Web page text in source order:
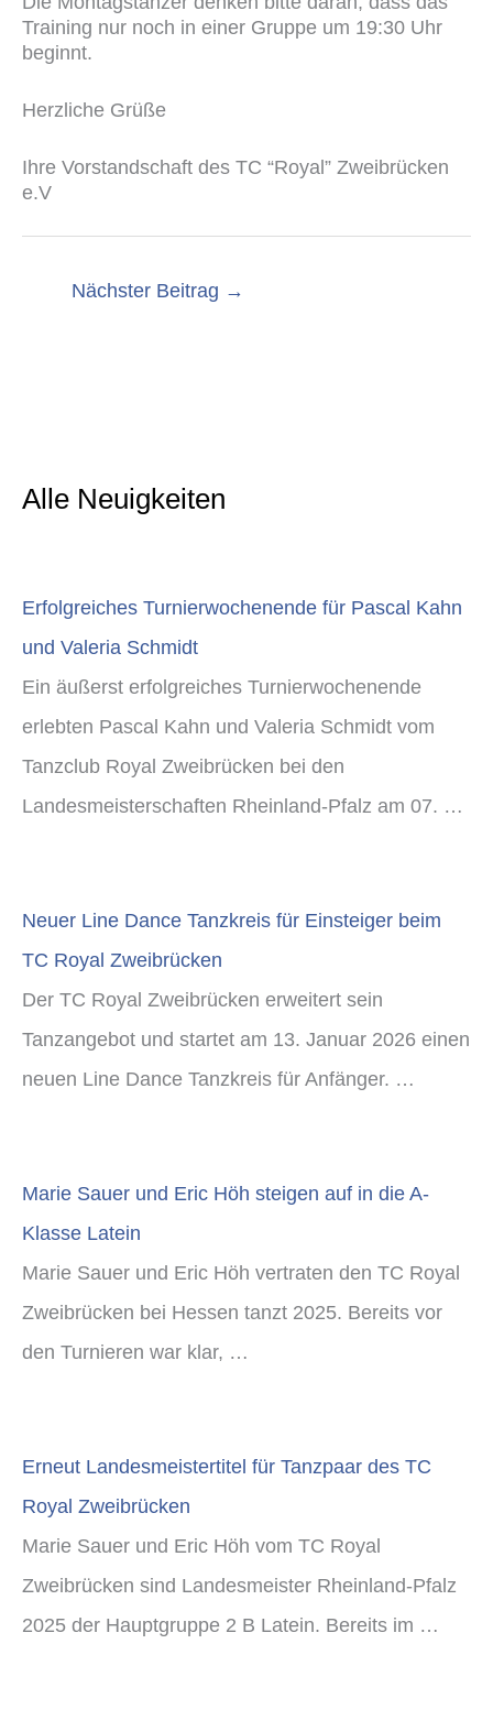
Training nur noch in einer Gruppe um 19:30 Uhr
beginnt.
Herzliche Grüße
Ihre Vorstandschaft des TC “Royal” Zweibrücken
e.V
Nächster Beitrag →
Alle Neuigkeiten
Erfolgreiches Turnierwochenende für Pascal Kahn
und Valeria Schmidt
Ein äußerst erfolgreiches Turnierwochenende
erlebten Pascal Kahn und Valeria Schmidt vom
Tanzclub Royal Zweibrücken bei den
Landesmeisterschaften Rheinland-Pfalz am 07. …
Neuer Line Dance Tanzkreis für Einsteiger beim
TC Royal Zweibrücken
Der TC Royal Zweibrücken erweitert sein
Tanzangebot und startet am 13. Januar 2026 einen
neuen Line Dance Tanzkreis für Anfänger. …
Marie Sauer und Eric Höh steigen auf in die A-
Klasse Latein
Marie Sauer und Eric Höh vertraten den TC Royal
Zweibrücken bei Hessen tanzt 2025. Bereits vor
den Turnieren war klar, …
Erneut Landesmeistertitel für Tanzpaar des TC
Royal Zweibrücken
Marie Sauer und Eric Höh vom TC Royal
Zweibrücken sind Landesmeister Rheinland-Pfalz
2025 der Hauptgruppe 2 B Latein. Bereits im …